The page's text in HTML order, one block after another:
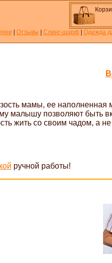
Отзывы Слинг-шарф| Одежда
мамы, ее наполненная
малышу позволяют быть
жить со своим чадом, а не
ручной работы!